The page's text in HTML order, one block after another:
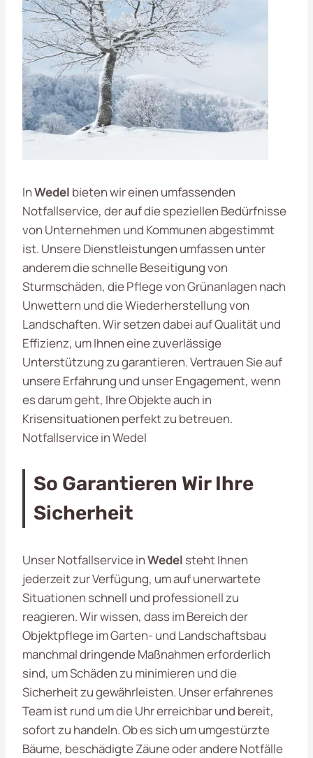
InWedel bieten wir einen umfassenden
Notfallservice, der auf die speziellen Bedürfnisse
von Unternehmen und Kommunen abgestimmt
ist. Unsere Dienstleistungen umfassen unter
anderem die schnelle Beseitigung von
Sturmschäden, die Pflege von Grünanlagen nach
Unwettern und die Wiederherstellung von
Landschaften. Wir setzen dabei auf Qualität und
Effizienz, um Ihnen eine zuverlässige
Unterstützung zu garantieren. Vertrauen Sie auf
unsere Erfahrung und unser Engagement, wenn
es darum geht, Ihre Objekte auch in
Krisensituationen perfekt zu betreuen.
Notfallservice in Wedel
So Garantieren Wir Ihre
Sicherheit
Unser Notfallservice inWedel steht Ihnen
jederzeit zur Verfügung, um auf unerwartete
Situationen schnell und professionell zu
reagieren. Wir wissen, dass im Bereich der
Objektpflege im Garten- und Landschaftsbau
manchmal dringende Maßnahmen erforderlich
sind, um Schäden zu minimieren und die
Sicherheit zu gewährleisten. Unser erfahrenes
Team ist rund um die Uhr erreichbar und bereit,
sofort zu handeln. Ob es sich um umgestürzte
Bäume, beschädigte Zäune oder andere Notfälle